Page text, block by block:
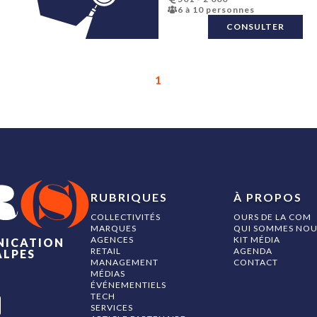
Lieux événementiels
Location de matériel de
Objets publicitaires
Plateforme de marque
Production vidéo
Promotion des ventes
Référencement
Régie publicitaire
6 à 10 personnes
CONSULTER
1
RUBRIQUES
COLLECTIVITÉS
MARQUES
AGENCES
RETAIL
MANAGEMENT
MÉDIAS
ÉVÉNEMENTIELS
TECH
SERVICES
À PROPOS
OURS DE LA COM
QUI SOMMES
KIT MÉDIA
AGENDA
CONTACT